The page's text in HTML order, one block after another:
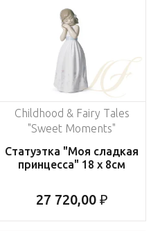
Childhood & Fairy Tales
"Sweet Moments"
Статуэтка "Моя сладкая
принцесса" 18 x 8см
27 720,00 ₽